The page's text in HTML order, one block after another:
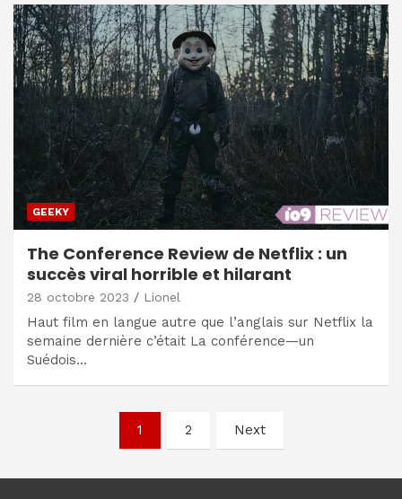
GEEKY
The Conference Review de Netflix : un
succès viral horrible et hilarant
28 octobre 2023 Lionel
Haut film en langue autre que l’anglais sur Netflix la
semaine dernière c’était La conférence—un
Suédois…
articles
1 2 Next